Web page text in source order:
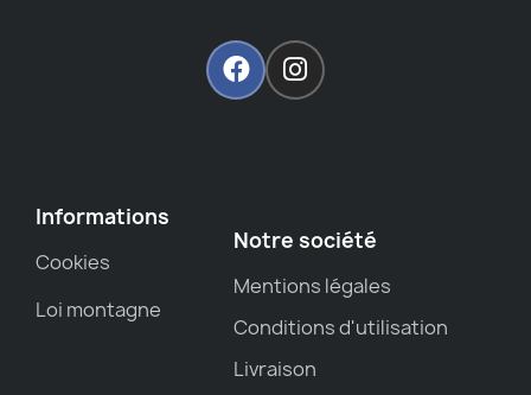
Informations
Cookies
Loi montagne
Notre société
Mentions légales
Conditions d'utilisation
Livraison